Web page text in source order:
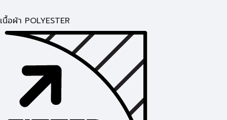
เนื้อผ้า POLYESTER